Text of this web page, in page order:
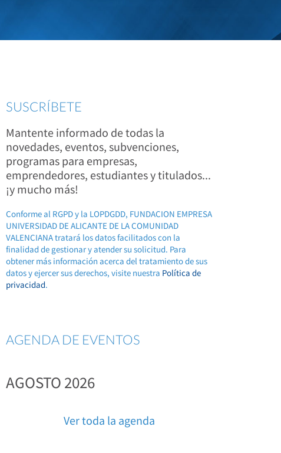
SUSCRÍBETE
Mantente informado de todas la
novedades, eventos, subvenciones,
programas para empresas,
emprendedores, estudiantes y titulados...
¡y mucho más!
Conforme al RGPD y la LOPDGDD, FUNDACION EMPRESA
UNIVERSIDAD DE ALICANTE DE LA COMUNIDAD
VALENCIANA tratará los datos facilitados con la
finalidad de gestionar y atender su solicitud. Para
obtener más información acerca del tratamiento de sus
datos y ejercer sus derechos, visite nuestra Política de
privacidad.
AGENDA DE EVENTOS
AGOSTO 2026
Ver toda la agenda